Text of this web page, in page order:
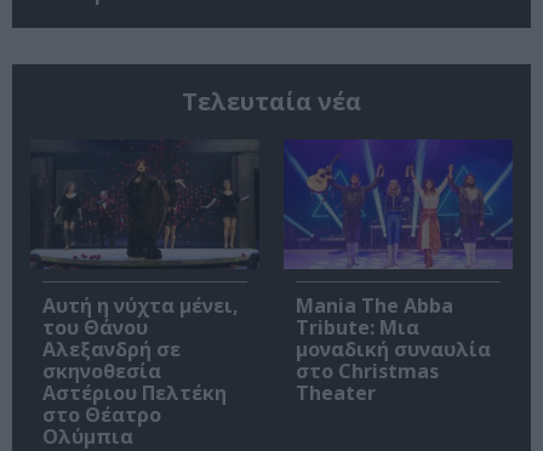
Τελευταία νέα
Αυτή η νύχτα μένει,
του Θάνου
Αλεξανδρή σε
σκηνοθεσία
Αστέριου Πελτέκη
στο Θέατρο
Ολύμπια
Mania The Abba
Tribute: Μια
μοναδική συναυλία
στο Christmas
Theater